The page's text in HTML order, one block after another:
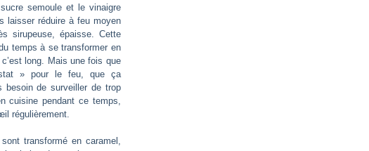
semoule et le vinaigre
laisser réduire à feu moyen
sirupeuse, épaisse. Cette
temps à se transformer en
long. Mais une fois que
» pour le feu, que ça
besoin de surveiller de trop
cuisine pendant ce temps,
régulièrement.
transformé en caramel,